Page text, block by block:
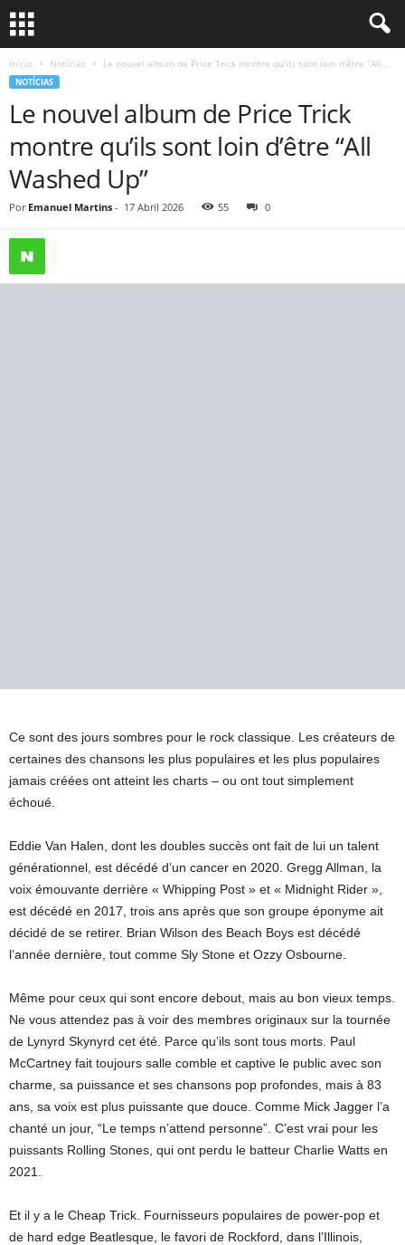
Início Notícias Le nouvel album de Price Trick montre qu’ils sont loin d’être “All...
NOTÍCIAS
Le nouvel album de Price Trick
montre qu’ils sont loin d’être “All
Washed Up”
Por Emanuel Martins - 17 Abril 2026 55 0
Ce sont des jours sombres pour le rock classique. Les créateurs de
certaines des chansons les plus populaires et les plus populaires
jamais créées ont atteint les charts – ou ont tout simplement
échoué.
Eddie Van Halen, dont les doubles succès ont fait de lui un talent
générationnel, est décédé d’un cancer en 2020. Gregg Allman, la
voix émouvante derrière « Whipping Post » et « Midnight Rider »,
est décédé en 2017, trois ans après que son groupe éponyme ait
décidé de se retirer. Brian Wilson des Beach Boys est décédé
l’année dernière, tout comme Sly Stone et Ozzy Osbourne.
Même pour ceux qui sont encore debout, mais au bon vieux temps.
Ne vous attendez pas à voir des membres originaux sur la tournée
de Lynyrd Skynyrd cet été. Parce qu’ils sont tous morts. Paul
McCartney fait toujours salle comble et captive le public avec son
charme, sa puissance et ses chansons pop profondes, mais à 83
ans, sa voix est plus puissante que douce. Comme Mick Jagger l’a
chanté un jour, “Le temps n’attend personne”. C’est vrai pour les
puissants Rolling Stones, qui ont perdu le batteur Charlie Watts en
2021.
Et il y a le Cheap Trick. Fournisseurs populaires de power-pop et
de hard edge Beatlesque, le favori de Rockford, dans l’Illinois,